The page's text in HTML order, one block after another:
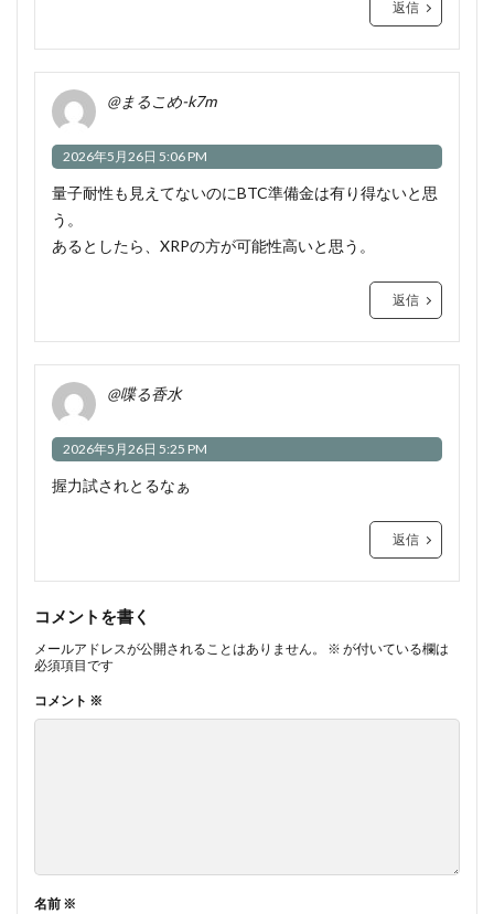
返信
@まるこめ-k7m
2026年5月26日 5:06 PM
量子耐性も見えてないのにBTC準備金は有り得ないと思
う。
あるとしたら、XRPの方が可能性高いと思う。
返信
@喋る香水
2026年5月26日 5:25 PM
握力試されとるなぁ
返信
コメントを書く
メールアドレスが公開されることはありません。 ※ が付いている欄は
必須項目です
コメント ※
名前 ※